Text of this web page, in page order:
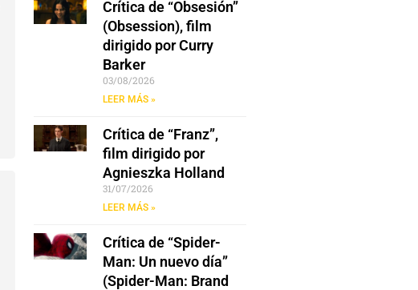
Crítica de “Obsesión”
(Obsession), film
dirigido por Curry
Barker
03/08/2026
LEER MÁS »
Crítica de “Franz”,
film dirigido por
Agnieszka Holland
31/07/2026
LEER MÁS »
Crítica de “Spider-
Man: Un nuevo día”
(Spider-Man: Brand